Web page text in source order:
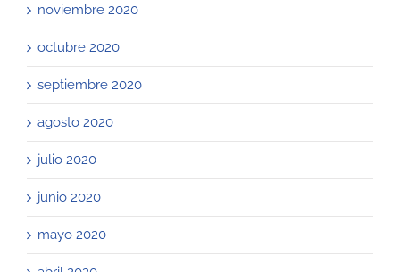
noviembre 2020
octubre 2020
septiembre 2020
agosto 2020
julio 2020
junio 2020
mayo 2020